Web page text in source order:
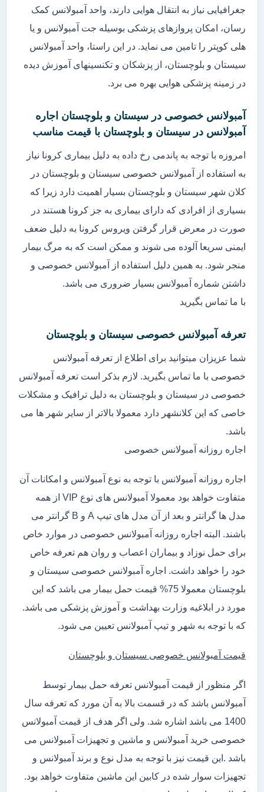
جغرافیایی نیاز به انتقال هوایی دارند، واحد آمبولانس کمک
رسان، امکان پروازهای پزشکی بوسیله جت آمبولانس و یا
هلی کوپتر را تامین می نماید. در این راستا، واحد آمبولانس
سیستان و بلوچستان، از پزشکان و تکنسینهای آموزش دیده
در زمینه پزشکی هوایی بهره می برد.
آمبولانس خصوصی در سیستان و بلوچستان اجاره
آمبولانس در سیستان و بلوچستان با قیمت مناسب
امروزه با توجه به پاندمی رخ داده به دلیل بیماری کرونا نیاز
به استفاده از آمبولانس خصوصی سیستان و بلوچستان در
کلان شهر سیستان و بلوچستان بسیار اهمیت دارد زیرا که
بسیاری از افرادی که دارای بیماری به جز کرونا هستند در
صورت در معرض قرار گرفتن ویروس کرونا به دلیل ضعف
ایمنی سریعا آلوده می شوند و ممکن است که به مرگ بیمار
منجر شود. به همین دلیل استفاده از آمبولانس خصوصی و
داشتن شماره آمبولانس بسیار ضروری می باشد.
با ما تماس بگیرید
تعرفه آمبولانس خصوصی سیستان و بلوچستان
شما عزیزان میتوانید برای اطلاع از تعرفه آمبولانس
خصوصی با ما تماس بگیرید. لازم بذکر است تعرفه آمبولانس
خصوصی در سیستان و بلوچستان به دلیل ترافیک و مشکلات
خاصی که این کلانشهر دارد معمولا بالاتر از سایر شهر ها می
باشد.
اجاره روزانه آمبولانس خصوصی
اجاره روزانه آمبولانس با توجه به نوع آمبولانس و امکانات آن
متفاوت خواهد بود معمولا آمبولانس های نوع VIP از همه
مدل ها گرانتر و بعد از آن مدل های تیپ A و B گرانتر می
باشند. البته اجاره روزانه آمبولانس خصوصی در موارد خاص
برای حمل نوزاد و بیماران اعصاب و روان هم تعرفه خاص
خود را خواهد داشت. اجاره آمبولانس خصوصی سیستان و
بلوچستان معمولا 75% قیمت حمل بیمار می باشد که این
مورد در ابلاغیه وزارت بهداشت و آموزش پزشکی می باشد.
که با توجه به شهر و تیپ آمبولانس تعیین می شود.
قیمت آمبولانس خصوصی سیستان و بلوچستان
اگر منظور از قیمت آمبولانس تعرفه حمل بیمار توسط
آمبولانس باشد که در قسمت بالا به آن مورد که تعرفه سال
1400 می باشد اشاره شد. ولی اگر هدف از قیمت آمبولانس
خصوصی خرید آمبولانس و ماشین و تجهیزات آمبولانس می
باشد .این قیمت نیز با توجه به مدل نوع و برند آمبولانس و
تجهیزات سوار شده در کابین این ماشین متفاوت خواهد بود.